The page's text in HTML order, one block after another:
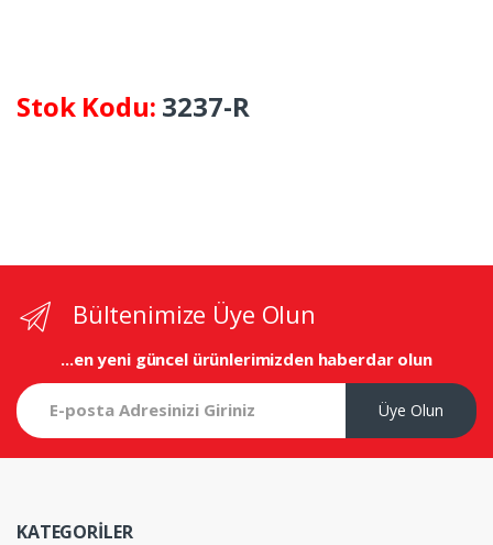
Stok Kodu: 3237-R
Bültenimize Üye Olun
...en yeni güncel ürünlerimizden haberdar olun
Üye Olun
KATEGORİLER